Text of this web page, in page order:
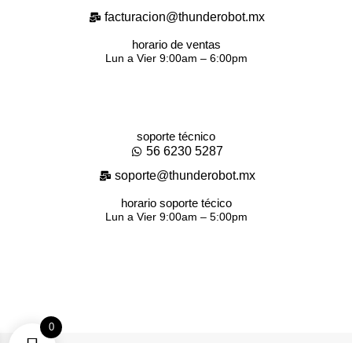
facturacion@thunderobot.mx
horario de ventas
Lun a Vier 9:00am – 6:00pm
soporte técnico
56 6230 5287
soporte@thunderobot.mx
horario soporte técico
Lun a Vier 9:00am – 5:00pm
0